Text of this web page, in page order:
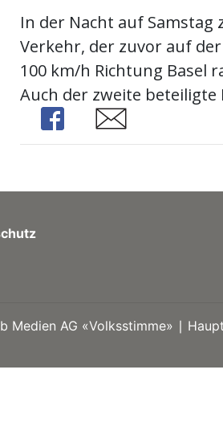
In der Nacht auf Samstag
Verkehr, der zuvor auf
100 km/h Richtung Basel
Auch der zweite beteiligte
Share
Share
Medien AG «Volksstimme» ∣